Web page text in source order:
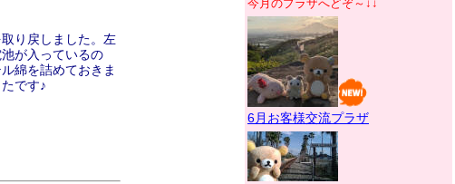
り戻しました。左
が入っているの
綿を詰めておきま
です♪
今月のプラザへどぞ～↓↓
6月お客様交流プラザ